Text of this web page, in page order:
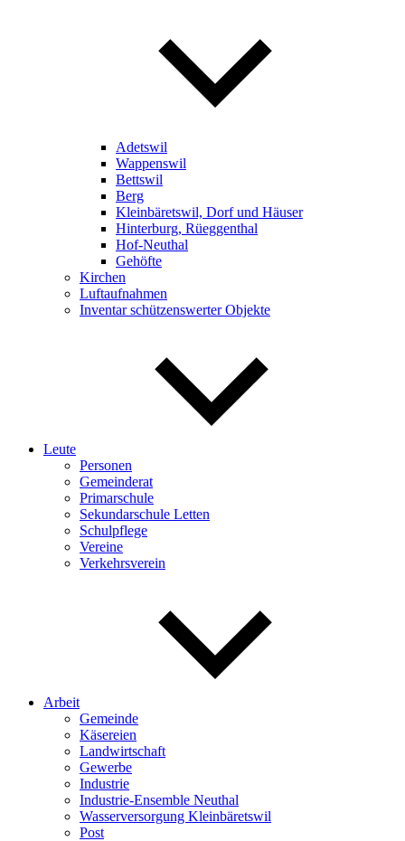
Adetswil
Wappenswil
Bettswil
Berg
Kleinbäretswil, Dorf und Häuser
Hinterburg, Rüeggenthal
Hof-Neuthal
Gehöfte
Kirchen
Luftaufnahmen
Inventar schützenswerter Objekte
Leute
Personen
Gemeinderat
Primarschule
Sekundarschule Letten
Schulpflege
Vereine
Verkehrsverein
Arbeit
Gemeinde
Käsereien
Landwirtschaft
Gewerbe
Industrie
Industrie-Ensemble Neuthal
Wasserversorgung Kleinbäretswil
Post